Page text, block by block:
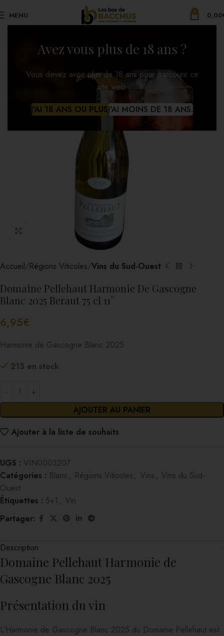
Avez vous plus de 18 ans ?
Vous devez avoir plus de 18 ans pour parcourir ce
site web.
J'AI 18 ANS OU PLUSJ'AI MOINS DE 18 ANS.
MENU 0 0,00
Cliquez pour agrandir
Accueil Régions Viticoles Vins du Sud-Ouest
Domaine Pellehaut Harmonie De Gascogne
Blanc 2025 Beraut 75 cl 11°
6,95€
Harmonie de Gascogne Blanc 2025
213 en stock
AJOUTER AU PANIER
Ajouter à la liste de souhaits
UGS : VIN0003207
Catégories : Blanc , Régions Viticoles , Vins , Vins du Sud-
Ouest
Étiquettes : 5+1 , Vin
Partager:
Description
Domaine Pellehaut Harmonie de
Gascogne Blanc 2025
Présentation du vin
L’Harmonie de Gascogne Blanc 2025 du Domaine Pellehaut est